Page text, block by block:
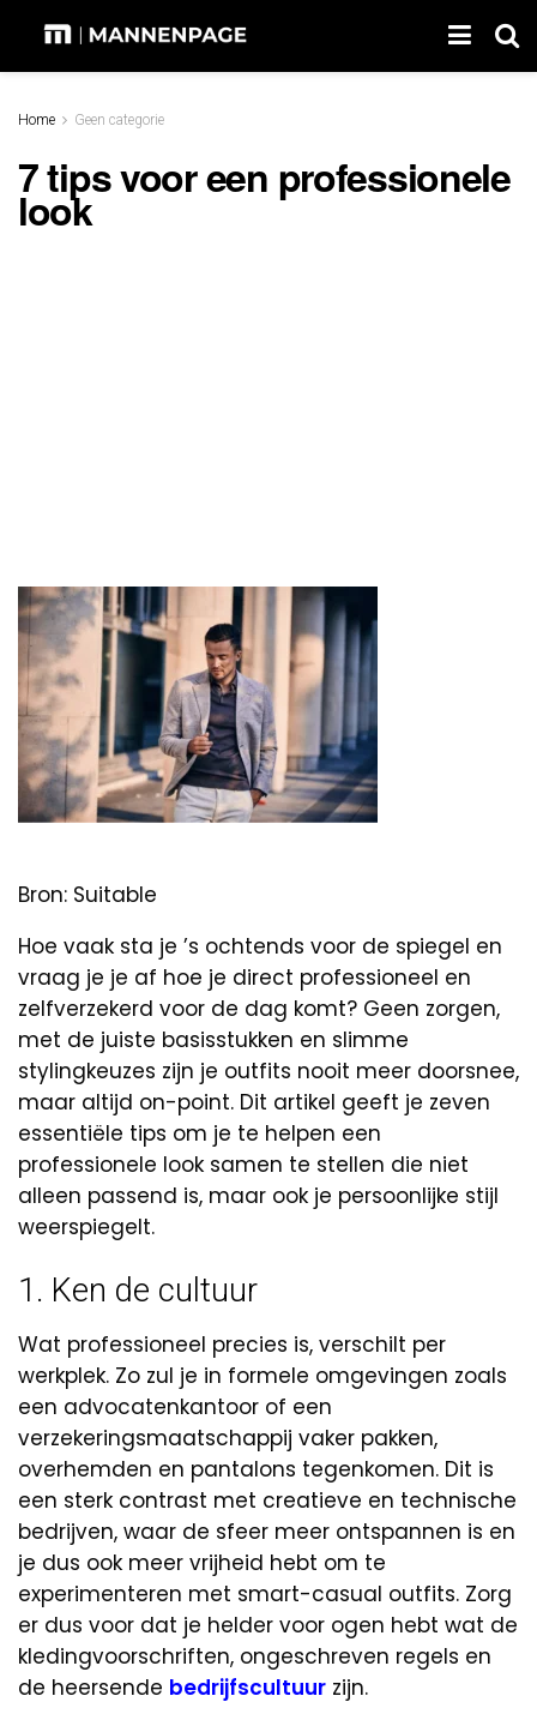
Home Geen categorie
7 tips voor een professionele
look
Bron: Suitable
Hoe vaak sta je ’s ochtends voor de spiegel en
vraag je je af hoe je direct professioneel en
zelfverzekerd voor de dag komt? Geen zorgen,
met de juiste basisstukken en slimme
stylingkeuzes zijn je outfits nooit meer doorsnee,
maar altijd on-point. Dit artikel geeft je zeven
essentiële tips om je te helpen een
professionele look samen te stellen die niet
alleen passend is, maar ook je persoonlijke stijl
weerspiegelt.
1. Ken de cultuur
Wat professioneel precies is, verschilt per
werkplek. Zo zul je in formele omgevingen zoals
een advocatenkantoor of een
verzekeringsmaatschappij vaker pakken,
overhemden en pantalons tegenkomen. Dit is
een sterk contrast met creatieve en technische
bedrijven, waar de sfeer meer ontspannen is en
je dus ook meer vrijheid hebt om te
experimenteren met smart-casual outfits. Zorg
er dus voor dat je helder voor ogen hebt wat de
kledingvoorschriften, ongeschreven regels en
de heersende bedrijfscultuur zijn.